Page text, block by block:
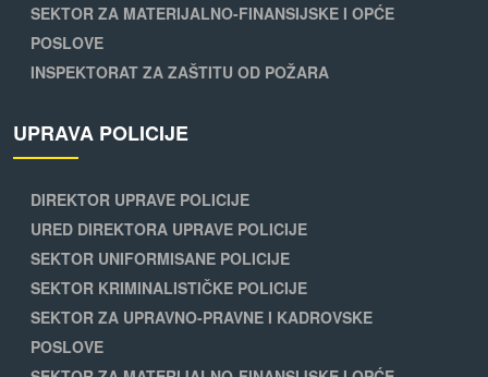
SEKTOR ZA MATERIJALNO-FINANSIJSKE I OPĆE
POSLOVE
INSPEKTORAT ZA ZAŠTITU OD POŽARA
UPRAVA POLICIJE
DIREKTOR UPRAVE POLICIJE
URED DIREKTORA UPRAVE POLICIJE
SEKTOR UNIFORMISANE POLICIJE
SEKTOR KRIMINALISTIČKE POLICIJE
SEKTOR ZA UPRAVNO-PRAVNE I KADROVSKE
POSLOVE